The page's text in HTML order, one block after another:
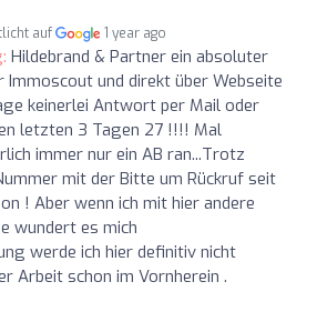
auf 1 year ago
Hildebrand & Partner ein absoluter
und direkt über Webseite
keinerlei Antwort per Mail oder
letzten 3 Tagen 27 !!!! Mal
immer nur ein AB ran...Trotz
mit der Bitte um Rückruf seit
! Aber wenn ich mit hier andere
wundert es mich
werde ich hier definitiv nicht
Arbeit schon im Vornherein .